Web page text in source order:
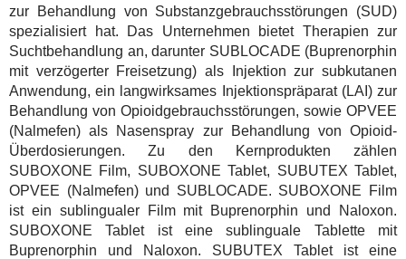
zur Behandlung von Substanzgebrauchsstörungen (SUD)
spezialisiert hat. Das Unternehmen bietet Therapien zur
Suchtbehandlung an, darunter SUBLOCADE (Buprenorphin
mit verzögerter Freisetzung) als Injektion zur subkutanen
Anwendung, ein langwirksames Injektionspräparat (LAI) zur
Behandlung von Opioidgebrauchsstörungen, sowie OPVEE
(Nalmefen) als Nasenspray zur Behandlung von Opioid-
Überdosierungen. Zu den Kernprodukten zählen
SUBOXONE Film, SUBOXONE Tablet, SUBUTEX Tablet,
OPVEE (Nalmefen) und SUBLOCADE. SUBOXONE Film
ist ein sublingualer Film mit Buprenorphin und Naloxon.
SUBOXONE Tablet ist eine sublinguale Tablette mit
Buprenorphin und Naloxon. SUBUTEX Tablet ist eine